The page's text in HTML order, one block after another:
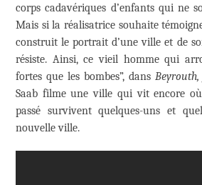
corps cadavériques d’enfants qui ne
Mais si la réalisatrice souhaite
construit le portrait d’une ville et de
résiste. Ainsi, ce vieil homme qui
fortes que les bombes”, dans
Saab filme une ville qui vit encore
passé survivent quelques-uns et
nouvelle ville.